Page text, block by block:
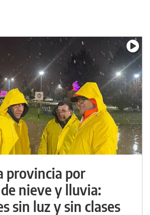
provincia por
nieve y lluvia:
sin luz y sin clases